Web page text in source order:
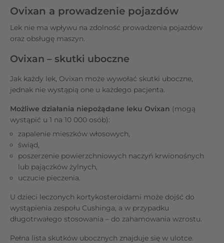
Ovixan a prowadzenie pojazdów
Lek nie ma wpływu na zdolność prowadzenia pojazdów
oraz obsługę maszyn.
Ovixan – skutki uboczne
Jak każdy lek, Ovixan może wywołać skutki uboczne,
jednak nie wystąpią one u każdego pacjenta.
Możliwe działania niepożądane leku Ovixan (mogą
wystąpić u 1 na 10 000 osób):
zapalenie mieszków włosowych,
świąd,
poszerzenie powierzchniowych naczyń krwionośnych
lub pajączków żylnych,
uczucie pieczenia.
U dzieci leczonych kortykosteroidami może dojść do
wystąpienia zespołu Cushinga, a w przypadku
długotrwałego stosowania – do zahamowania wzrostu.
Pełna lista skutków ubocznych znajduje się w ulotce.